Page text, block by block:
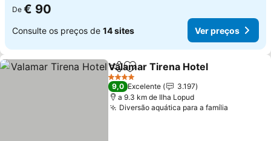
De € 90
Consulte os preços de 14 sites Ver preços
PartilharAdicionar aos favoritos
Valamar Tirena Hotel
4 Estrelas
9,0 Excelente
3.197
a 9.3 km de Ilha Lopud
Diversão aquática para a família